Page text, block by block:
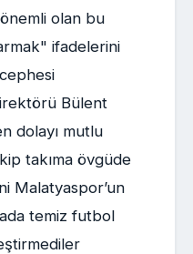
olan bu
ifadelerini
Bülent
dolayı mutlu
takıma övgüde
Malatyaspor’un
temiz futbol